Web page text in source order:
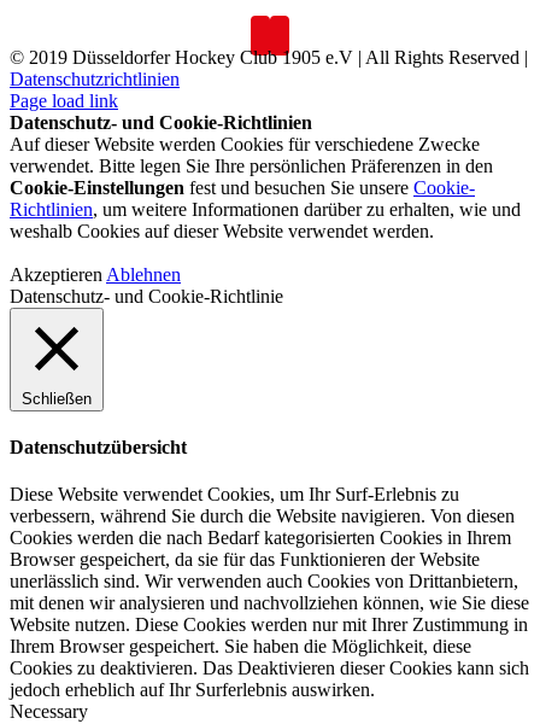
© 2019 Düsseldorfer Hockey Club 1905 e.V | All Rights Reserved |
Datenschutzrichtlinien
Page load link
Datenschutz- und Cookie-Richtlinien
Auf dieser Website werden Cookies für verschiedene Zwecke
verwendet. Bitte legen Sie Ihre persönlichen Präferenzen in den
Cookie-Einstellungen fest und besuchen Sie unsere Cookie-
Richtlinien, um weitere Informationen darüber zu erhalten, wie und
weshalb Cookies auf dieser Website verwendet werden.
Akzeptieren Ablehnen
Datenschutz- und Cookie-Richtlinie
Schließen
Datenschutzübersicht
Diese Website verwendet Cookies, um Ihr Surf-Erlebnis zu
verbessern, während Sie durch die Website navigieren. Von diesen
Cookies werden die nach Bedarf kategorisierten Cookies in Ihrem
Browser gespeichert, da sie für das Funktionieren der Website
unerlässlich sind. Wir verwenden auch Cookies von Drittanbietern,
mit denen wir analysieren und nachvollziehen können, wie Sie diese
Website nutzen. Diese Cookies werden nur mit Ihrer Zustimmung in
Ihrem Browser gespeichert. Sie haben die Möglichkeit, diese
Cookies zu deaktivieren. Das Deaktivieren dieser Cookies kann sich
jedoch erheblich auf Ihr Surferlebnis auswirken.
Necessary